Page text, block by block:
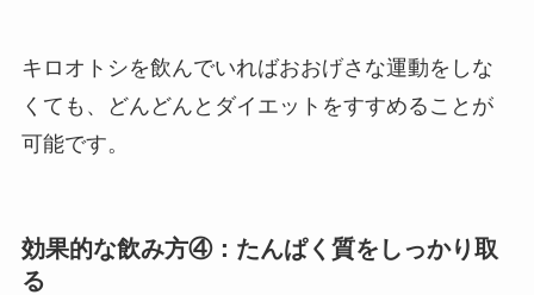
キロオトシを飲んでいればおおげさな運動をしな
くても、どんどんとダイエットをすすめることが
可能です。
効果的な飲み方④：たんぱく質をしっかり取
る